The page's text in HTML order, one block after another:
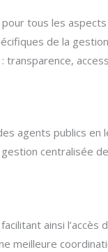
tous les
de la
agents publics
centralisée
facilitant ainsi
meilleure